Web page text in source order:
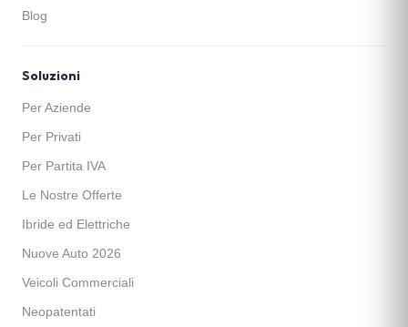
Blog
Soluzioni
Per Aziende
Per Privati
Per Partita IVA
Le Nostre Offerte
Ibride ed Elettriche
Nuove Auto 2026
Veicoli Commerciali
Neopatentati